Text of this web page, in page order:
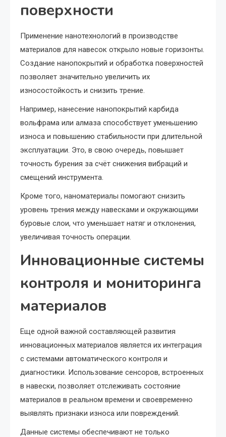
поверхности
Применение нанотехнологий в производстве
материалов для навесок открыло новые горизонты.
Создание нанопокрытий и обработка поверхностей
позволяет значительно увеличить их
износостойкость и снизить трение.
Например, нанесение нанопокрытий карбида
вольфрама или алмаза способствует уменьшению
износа и повышению стабильности при длительной
эксплуатации. Это, в свою очередь, повышает
точность бурения за счёт снижения вибраций и
смещений инструмента.
Кроме того, наноматериалы помогают снизить
уровень трения между навесками и окружающими
буровые слои, что уменьшает натяг и отклонения,
увеличивая точность операции.
Инновационные системы
контроля и мониторинга
материалов
Еще одной важной составляющей развития
инновационных материалов является их интеграция
с системами автоматического контроля и
диагностики. Использование сенсоров, встроенных
в навески, позволяет отслеживать состояние
материалов в реальном времени и своевременно
выявлять признаки износа или повреждений.
Данные системы обеспечивают не только